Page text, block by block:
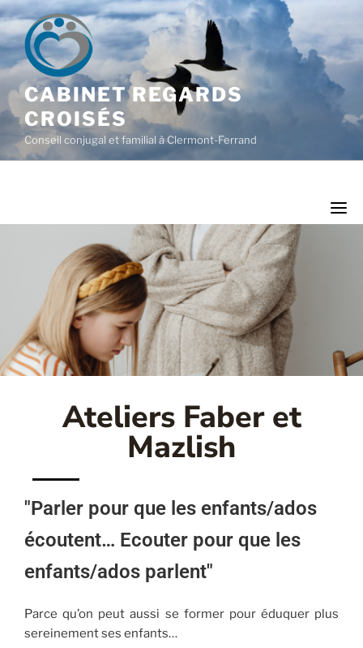
CABINET REGARDS
CROISÉS
Conseil conjugal et familial à Clermont-Ferrand
Ateliers Faber et
Mazlish
"Parler pour que les enfants/ados
écoutent… Ecouter pour que les
enfants/ados parlent"
Parce qu’on peut aussi se former pour éduquer plus
sereinement ses enfants…